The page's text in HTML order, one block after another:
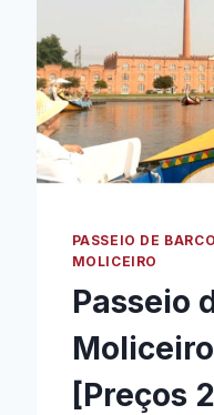
O
MAIS
PASSEIO DE
MOLICEIRO
Passeio
[Preços